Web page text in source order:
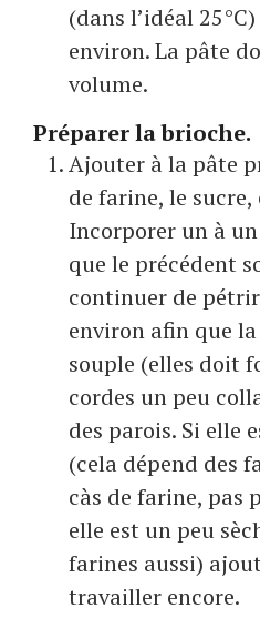
(dans l’idéal
environ. La pâte
volume.
Préparer la brioche.
Ajouter à la pâte
de farine, le
Incorporer un à
que le précédent
continuer de
environ afin que
souple (elles doit
cordes un peu
des parois. Si elle
(cela dépend des
càs de farine, pas
elle est un peu
farines aussi)
travailler encore.